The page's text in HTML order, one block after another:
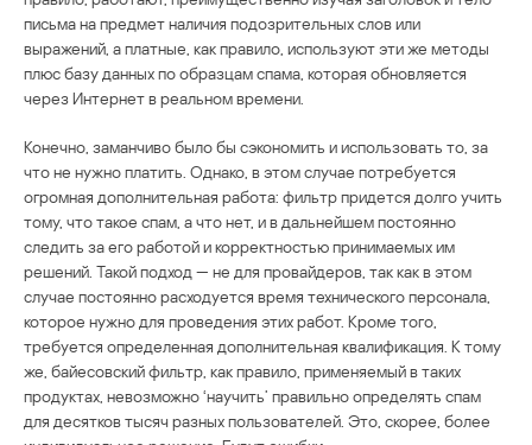
письма на предмет наличия подозрительных слов или
выражений, а платные, как правило, используют эти же методы
плюс базу данных по образцам спама, которая обновляется
через Интернет в реальном времени.
Конечно, заманчиво было бы сэкономить и использовать то, за
что не нужно платить. Однако, в этом случае потребуется
огромная дополнительная работа: фильтр придется долго учить
тому, что такое спам, а что нет, и в дальнейшем постоянно
следить за его работой и корректностью принимаемых им
решений. Такой подход — не для провайдеров, так как в этом
случае постоянно расходуется время технического персонала,
которое нужно для проведения этих работ. Кроме того,
требуется определенная дополнительная квалификация. К тому
же, байесовский фильтр, как правило, применяемый в таких
продуктах, невозможно ‘научить’ правильно определять спам
для десятков тысяч разных пользователей. Это, скорее, более